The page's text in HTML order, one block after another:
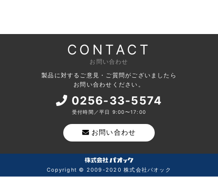
CONTACT
お問い合わせ
製品に対するご意見・ご質問がございましたら
お問い合わせください。
0256-33-5574
受付時間／平日 9:00〜17:00
お問い合わせ
Copyright © 2009-2020 株式会社パオック